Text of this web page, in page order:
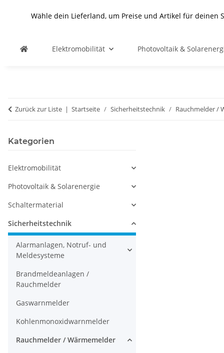
Wähle dein Lieferland, um Preise und Artikel für deinen
Elektromobilität Photovoltaik &
Zurück zur Liste Startseite Sicherheitstechnik Rauchmelder /
Kategorien
Elektromobilität
Photovoltaik & Solarenergie
Schaltermaterial
Sicherheitstechnik
Alarmanlagen, Notruf- und
Meldesysteme
Brandmeldeanlagen /
Rauchmelder
Gaswarnmelder
Kohlenmonoxidwarnmelder
Rauchmelder / Wärmemelder